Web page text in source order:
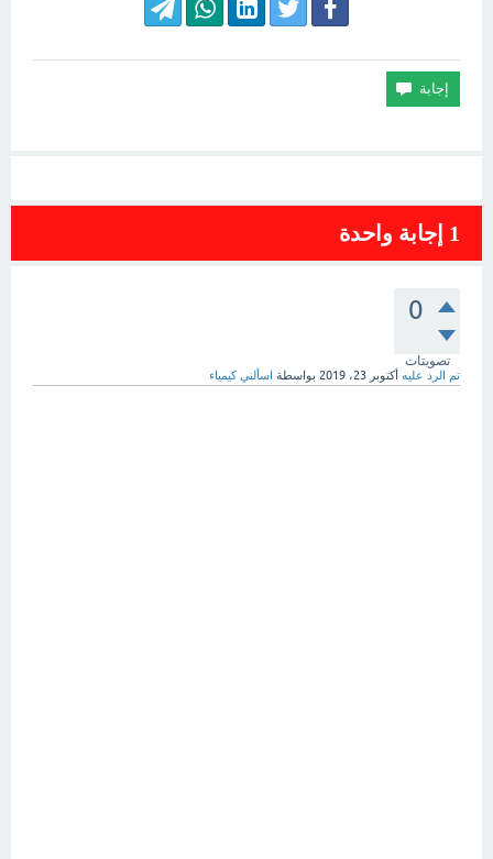
1 إجابة واحدة
0
تصويتات
تم الرد عليه أكتوبر 23، 2019 بواسطة اسألني كيمياء